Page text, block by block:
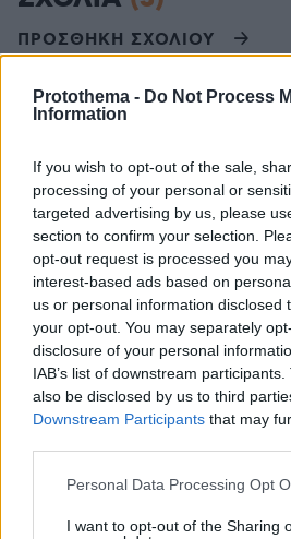
Protothema - Do Not Process
Information
If you wish to opt-out of the sale,
processing of your personal or
targeted advertising by us, please
section to confirm your selection.
opt-out request is processed you
interest-based ads based on
us or personal information disclosed
your opt-out. You may separately
disclosure of your personal
IAB’s list of downstream
also be disclosed by us to third
Downstream Participants that may
Please note that this website/app
not limited to your visit or usage
Personal Data Processing Opt
I want to opt-out of the Sharing
ΠΡΟΣΘΗΚΗ ΣΧΟΛΙΟΥ
09.07.2024, 21:35
Και μη φοβαστε....εμεις
ΑΠΑΝΤΗΣΗ
09.07.2024, 19:32
Άξιοι. Οδηγήστε την ΑΣΟΕΕ
ΑΠΑΝΤΗΣΗ
συν-τριμ τιμ
09.07.2024, 18:57